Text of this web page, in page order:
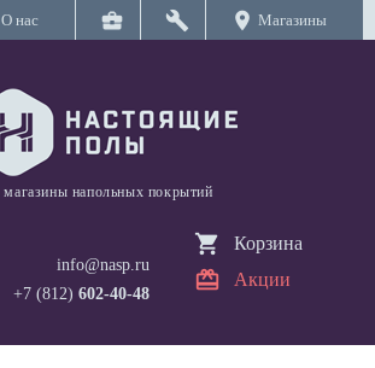
О нас business_center build location_on Магазины
магазины напольных покрытий
info@nasp.ru
+7 (812) 602-40-48
Корзина
Акции